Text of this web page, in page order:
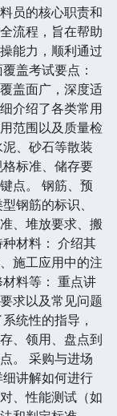
员的核心职责和
流程，旨在帮助
能力，顺利通过
盖考试要点：
盖面广，深度适
介绍了各类常用
范围以及质量检
、砂石等散装
标准、储存要
点。 钢筋、预
钢筋的标识、
、堆放要求、搬
材料： 介绍其
施工应用中的注
料等： 重点讲
求以及常见问题
统性的指导，
、领用、盘点到
。 采购与进场
讲解如何进行
、性能测试（如